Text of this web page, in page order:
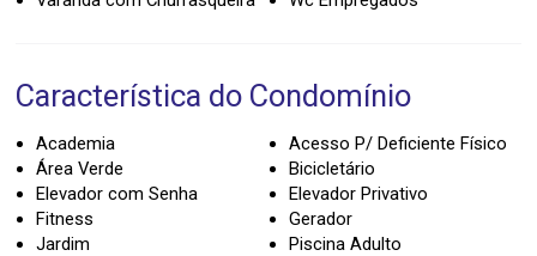
Característica do Condomínio
Academia
Acesso P/ Deficiente Físico
Área Verde
Bicicletário
Elevador com Senha
Elevador Privativo
Fitness
Gerador
Jardim
Piscina Adulto